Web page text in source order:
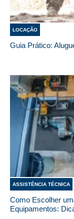
LOCAÇÃO
Guia Prático:
ASSISTÊNCIA TÉCNICA
Como Escolher
Equipamentos: